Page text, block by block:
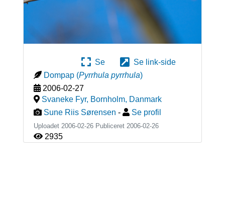
Se
Se link-side
Dompap (Pyrrhula pyrrhula)
2006-02-27
Svaneke Fyr, Bornholm, Danmark
Sune Riis Sørensen - Se profil
Uploadet 2006-02-26 Publiceret 2006-02-26
2935